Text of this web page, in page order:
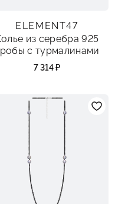
ELEMENT47
из серебра 925
с турмалинами
7 314 ₽